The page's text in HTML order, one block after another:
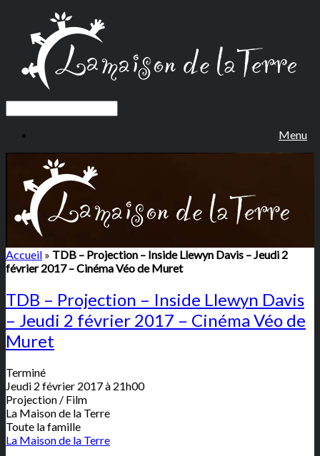
Menu
Accueil » TDB – Projection – Inside Llewyn Davis – Jeudi 2
février 2017 – Cinéma Véo de Muret
TDB – Projection – Inside Llewyn Davis
– Jeudi 2 février 2017 – Cinéma Véo de
Muret
Terminé
Jeudi 2 février 2017 à 21h00
Projection / Film
La Maison de la Terre
Toute la famille
La Maison de la Terre